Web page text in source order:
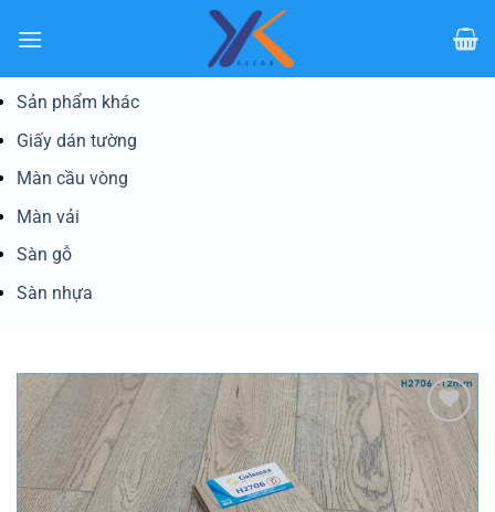
qua
dungSản phẩm khác
Giấy dán tường
Màn cầu vòng
Màn vải
Sàn gỗ
Sàn nhựa
thích